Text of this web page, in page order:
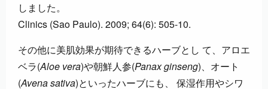
しました。
Clinics (Sao Paulo). 2009; 64(6): 505-10.
その他に美肌効果が期待できるハーブとし て、アロエ
ベラ(Aloe vera)や朝鮮人参(Panax ginseng)、オート
(Avena sativa)といったハーブにも、 保湿作用やシワ